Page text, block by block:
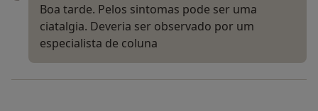
Boa tarde. Pelos sintomas pode ser uma
ciatalgia. Deveria ser observado por um
especialista de coluna